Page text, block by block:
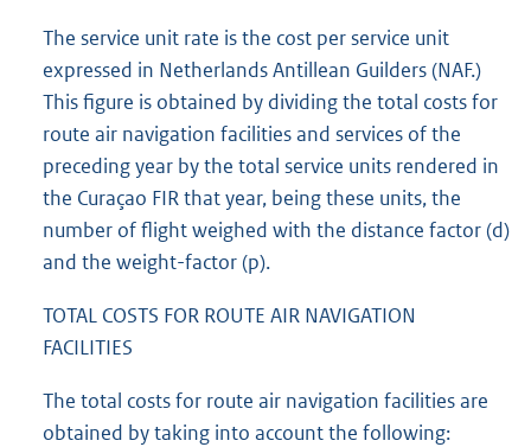
The service unit rate is the cost per service unit
expressed in Netherlands Antillean Guilders (NAF.)
This figure is obtained by dividing the total costs for
route air navigation facilities and services of the
preceding year by the total service units rendered in
the Curaçao FIR that year, being these units, the
number of flight weighed with the distance factor (d)
and the weight-factor (p).
TOTAL COSTS FOR ROUTE AIR NAVIGATION
FACILITIES
The total costs for route air navigation facilities are
obtained by taking into account the following: